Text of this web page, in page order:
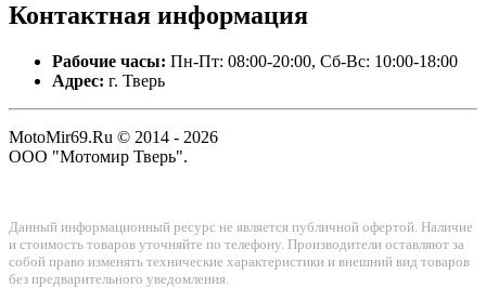
Контактная информация
Рабочие часы: Пн-Пт: 08:00-20:00, Сб-Вс: 10:00-18:00
Адрес: г. Тверь
MotoMir69.Ru © 2014 - 2026
ООО "Мотомир Тверь".
Данный информационный ресурс не является публичной офертой. Наличие
и стоимость товаров уточняйте по телефону. Производители оставляют за
собой право изменять технические характеристики и внешний вид товаров
без предварительного уведомления.